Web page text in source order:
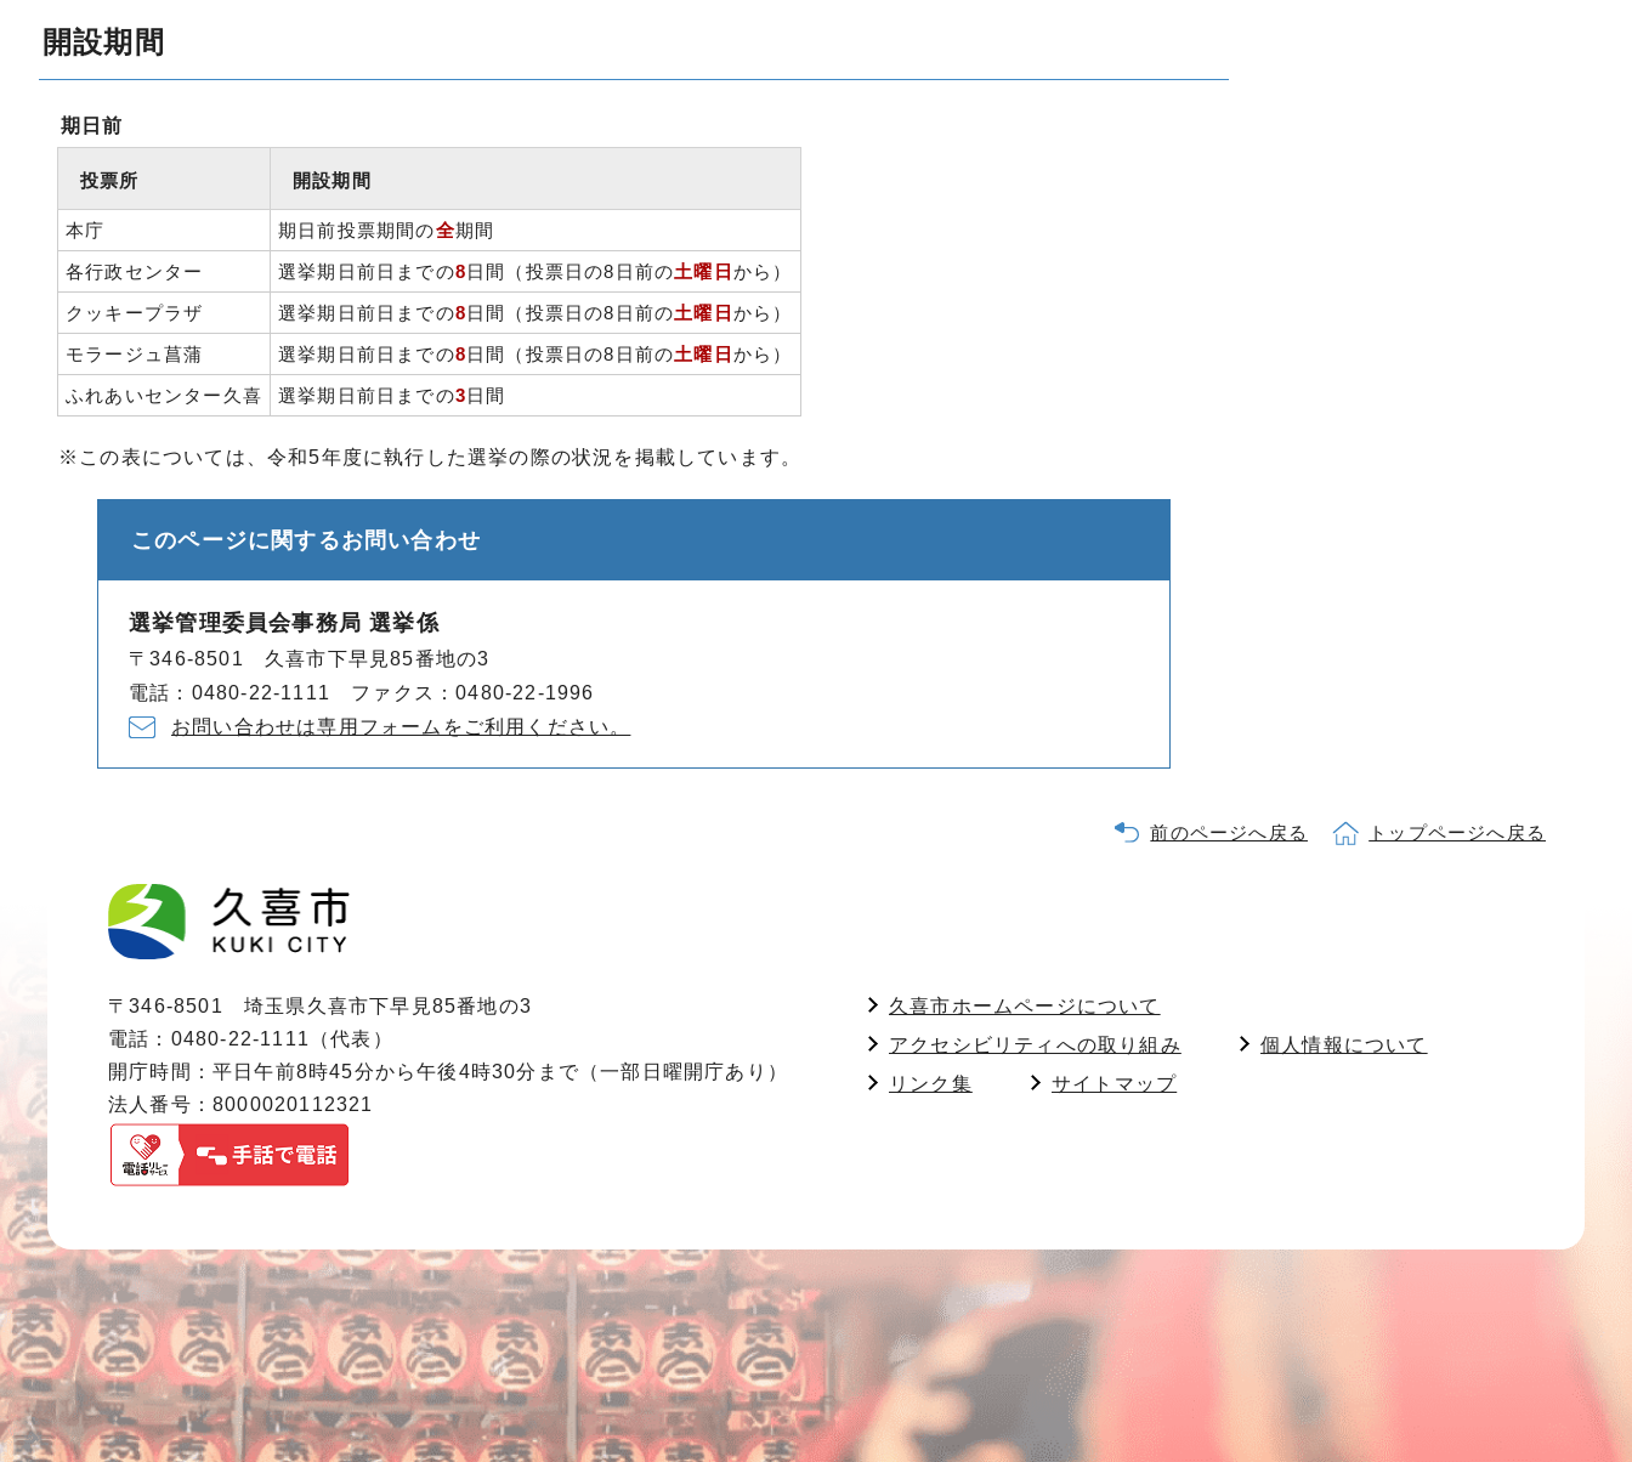
開設期間
期日前
投票所 開設期間
本庁 期日前投票期間の全期間
各行政センター
選挙期日前日までの8日間（投票日の8日前の土曜日 から）
クッキープラザ
選挙期日前日までの8日間（投票日の8日前の土曜日 から）
モラージュ菖蒲
選挙期日前日までの8日間（投票日の8日前の土曜日 から）
ふれあいセンター久喜
選挙期日前日までの3日間
※この表については、令和5年度に執行した選挙の際の状況を掲載しています。
このページに関するお問い合わせ
選挙管理委員会事務局 選挙係
〒346-8501 久喜市下早見85番地の3
電話：0480-22-1111 ファクス：0480-22-1996
お問い合わせは専用フォームをご利用ください。
前のページへ戻る トップページへ戻る
〒346-8501 埼玉県久喜市下早見85番地の3
電話：0480-22-1111（代表）
開庁時間：平日午前8時45分から午後4時30分まで（一部日曜開庁あり）
法人番号：8000020112321
久喜市ホームページについて
アクセシビリティへの取り組み
個人情報について
リンク集
サイトマップ